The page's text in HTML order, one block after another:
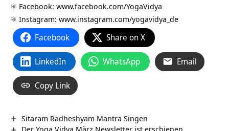
⚛️ Facebook: www.facebook.com/YogaVidya
⚛️ Instagram: www.instagram.com/yogavidya_de
Facebook Share on X
LinkedIn WhatsApp Email
Copy Link
Sitaram Radheshyam Mantra Singen